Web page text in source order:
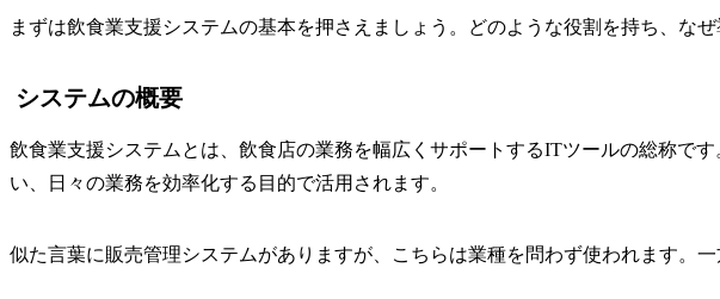
まずは飲食業支援システムの基本を押さえましょう。どのような役割を持ち、な
システムの概要
飲食業支援システムとは、飲食店の業務を幅広くサポートするITツールの総称で
い、日々の業務を効率化する目的で活用されます。
似た言葉に販売管理システムがありますが、こちらは業種を問わず使われます。